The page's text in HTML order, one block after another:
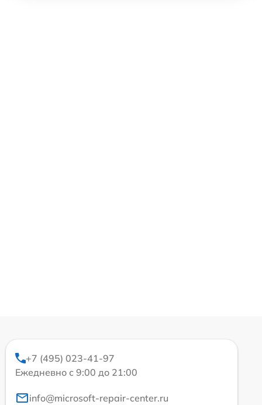
+7 (495) 023-41-97
Ежедневно с 9:00 до 21:00
info@microsoft-repair-center.ru